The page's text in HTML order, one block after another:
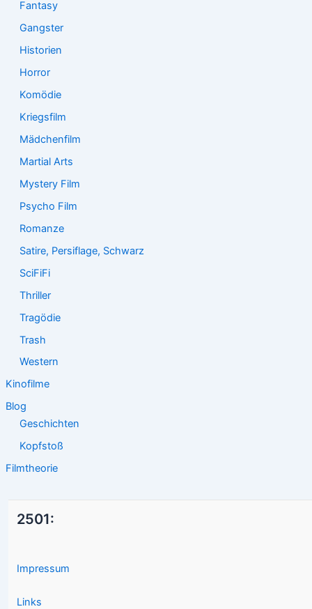
Fantasy
Gangster
Historien
Horror
Komödie
Kriegsfilm
Mädchenfilm
Martial Arts
Mystery Film
Psycho Film
Romanze
Satire, Persiflage, Schwarz
SciFiFi
Thriller
Tragödie
Trash
Western
Kinofilme
Blog
Geschichten
Kopfstoß
Filmtheorie
2501:
Impressum
Links